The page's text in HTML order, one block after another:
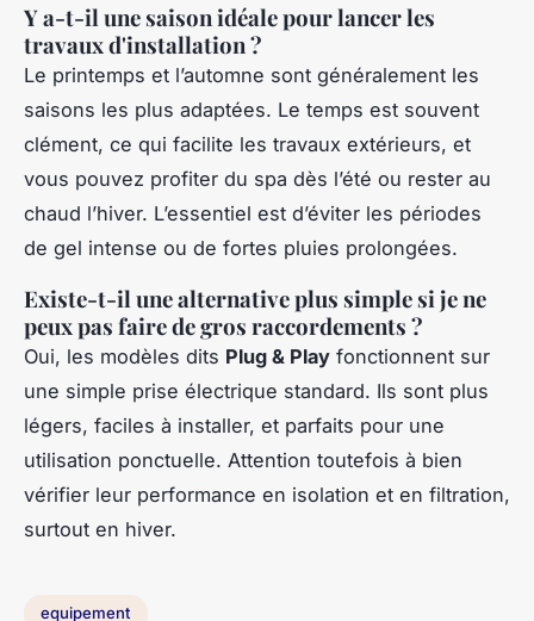
Y a-t-il une saison idéale pour lancer les
travaux d'installation ?
Le printemps et l’automne sont généralement les
saisons les plus adaptées. Le temps est souvent
clément, ce qui facilite les travaux extérieurs, et
vous pouvez profiter du spa dès l’été ou rester au
chaud l’hiver. L’essentiel est d’éviter les périodes
de gel intense ou de fortes pluies prolongées.
Existe-t-il une alternative plus simple si je ne
peux pas faire de gros raccordements ?
Oui, les modèles dits Plug & Play fonctionnent sur
une simple prise électrique standard. Ils sont plus
légers, faciles à installer, et parfaits pour une
utilisation ponctuelle. Attention toutefois à bien
vérifier leur performance en isolation et en filtration,
surtout en hiver.
equipement